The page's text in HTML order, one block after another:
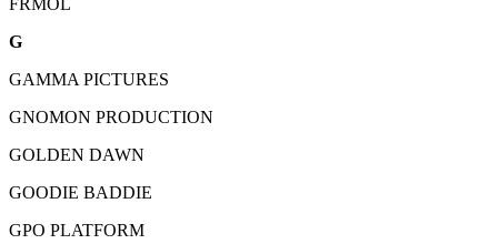
FRMOL
G
GAMMA PICTURES
GNOMON PRODUCTION
GOLDEN DAWN
GOODIE BADDIE
GPO PLATFORM